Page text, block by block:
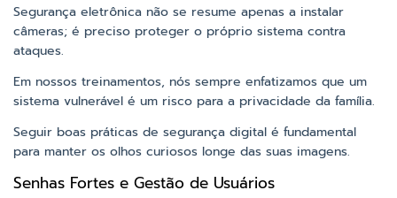
Segurança eletrônica não se resume apenas a instalar
câmeras; é preciso proteger o próprio sistema contra
ataques.
Em nossos treinamentos, nós sempre enfatizamos que um
sistema vulnerável é um risco para a privacidade da família.
Seguir boas práticas de segurança digital é fundamental
para manter os olhos curiosos longe das suas imagens.
Senhas Fortes e Gestão de Usuários